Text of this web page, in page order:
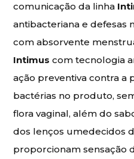
comunicação da linha
antibacteriana e defesas
com absorvente
Intimuscom tecnologia
ação preventiva contra a
bactérias no produto,
flora vaginal, além do
dos lenços umedecidos
proporcionam sensação